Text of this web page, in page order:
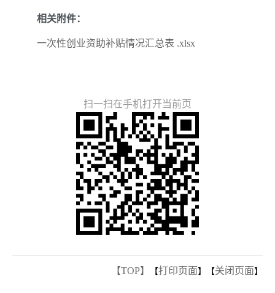
相关附件：
一次性创业资助补贴情况汇总表 .xlsx
扫一扫在手机打开当前页
【TOP】 【打印页面】【关闭页面】